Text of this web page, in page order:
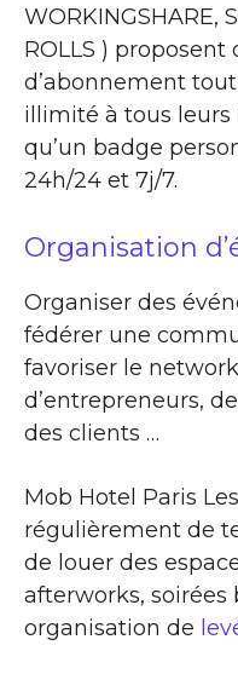
WORKINGSHARE,
ROLLS ) proposent
d’abonnement
illimité à tous leurs
qu’un badge
24h/24 et 7j/7.
Organisation
Organiser des
fédérer une
favoriser le
d’entrepreneurs,
des clients …
Mob Hotel Paris
régulièrement de
de louer des
afterworks, soirées
organisation de